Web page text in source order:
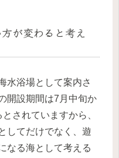
が変わると考え
水浴場として案内さ
開設期間は7月中旬か
されていますから、
してだけでなく、遊
なる海として考える